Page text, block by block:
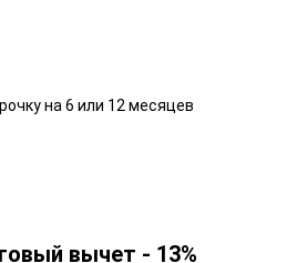
на 6 или 12 месяцев
вычет - 13%